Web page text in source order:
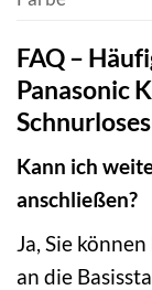
FAQ –
Panasonic
Kann ich
anschließen?
Ja, Sie
an die